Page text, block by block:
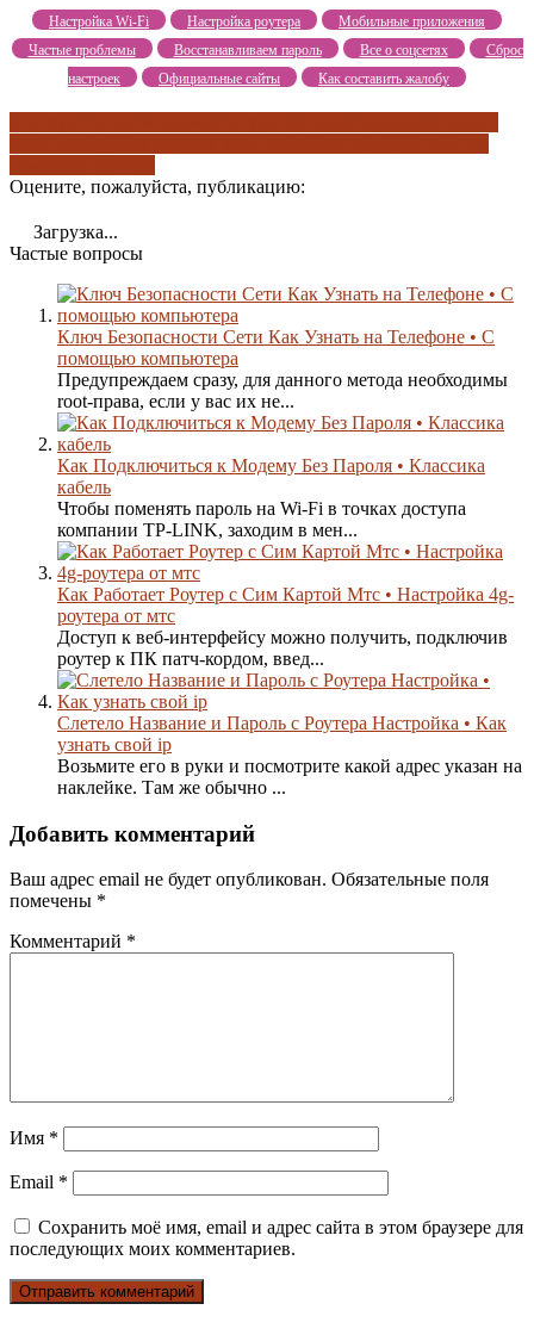
Настройка Wi-Fi Настройка роутера
Мобильные приложения
Частые проблемы
Восстанавливаем пароль Все о соцсетях
Сброс
настроек
Официальные сайты Как составить жалобу
Оцените, пожалуйста, публикацию:
Загрузка...
Частые вопросы
Ключ Безопасности Сети Как Узнать на Телефоне • С
помощью компьютера
Предупреждаем сразу, для данного метода необходимы
root-права, если у вас их не...
Как Подключиться к Модему Без Пароля • Классика
кабель
Чтобы поменять пароль на Wi-Fi в точках доступа
компании TP-LINK, заходим в мен...
Как Работает Роутер с Сим Картой Мтс • Настройка 4g-
роутера от мтс
Доступ к веб-интерфейсу можно получить, подключив
роутер к ПК патч-кордом, введ...
Слетело Название и Пароль с Роутера Настройка • Как
узнать свой ip
Возьмите его в руки и посмотрите какой адрес указан на
наклейке. Там же обычно ...
Добавить комментарий
Ваш адрес email не будет опубликован. Обязательные поля
помечены *
Комментарий *
Имя *
Email *
Сохранить моё имя, email и адрес сайта в этом браузере для
последующих моих комментариев.